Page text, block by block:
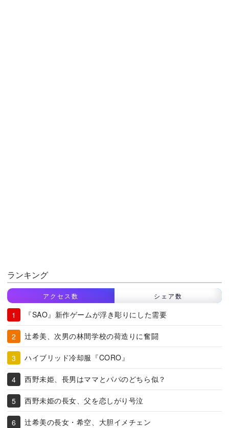
ランキング
アクセス数 シェア数
『SAO』新作ゲームが浮き彫りにした需要
辻希美、次男の林間学校の荷造りに奮闘
ハイブリッド冷却服『CORO』
西野未姫、長男はママとパパのどちら似？
西野未姫の長女、父を恋しがり号泣
辻希美の長女・希空、大胆イメチェン